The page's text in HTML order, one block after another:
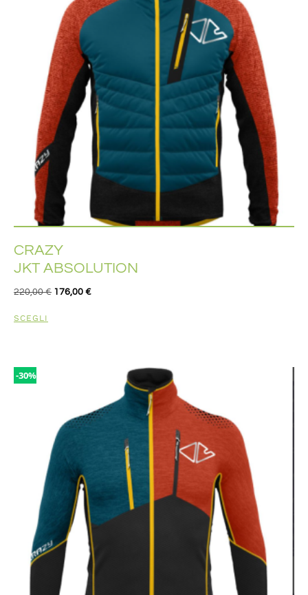
CRAZY
JKT ABSOLUTION
220,00€ 176,00 €
SCEGLI
-30%